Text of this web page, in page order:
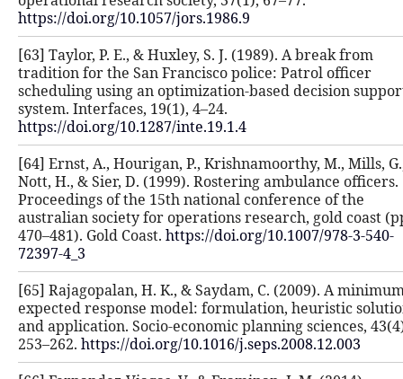
https://doi.org/10.1057/jors.1986.9
[63] Taylor, P. E., & Huxley, S. J.
tradition for the San Francisco
scheduling using an optimization-
system. Interfaces, 19(1), 4–24.
https://doi.org/10.1287/inte.19.1.4
[64] Ernst, A., Hourigan, P.,
Nott, H., & Sier, D. (1999).
Proceedings of the 15th national
australian society for operations
470–481). Gold Coast.https://
[65] Rajagopalan, H. K., & Saydam,
expected response model:
and application. Socio-economic
253–262.https://doi.org/10.1016/